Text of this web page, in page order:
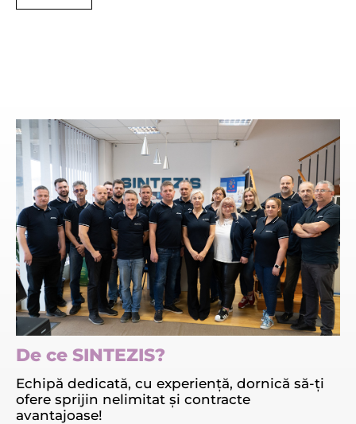
De ce SINTEZIS?
Echipă dedicată, cu experiență, dornică să-ți
ofere sprijin nelimitat și contracte
avantajoase!